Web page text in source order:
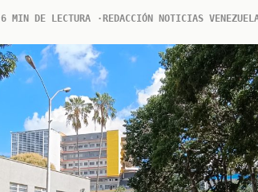
6 MIN DE LECTURA REDACCIÓN NOTICIAS